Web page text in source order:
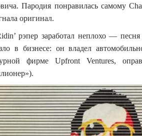
Пародия понравилась самому
оригинал.
рэпер заработал неплохо —
в бизнесе: он владел
фирме Upfront Ventures,